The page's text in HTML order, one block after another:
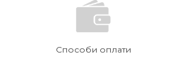
Способи оплати